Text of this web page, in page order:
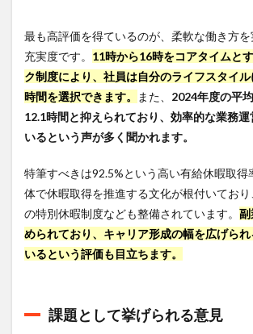
最も高評価を得ているのが、柔軟な働き方
充実度です。 11時から16時をコアタイムと
ク制度により、社員は自分のライフスタイ
時間を選択できます。
また、 2024年度の平
12.1時間と抑えられており、効率的な業務
いるという声が多く聞かれます。
特筆すべきは92.5%という高い有給休暇取得
体で休暇取得を推進する文化が根付いてお
の特別休暇制度なども整備されています。 副
められており、キャリア形成の幅を広げら
いるという評価も目立ちます。
課題として挙げられる意見